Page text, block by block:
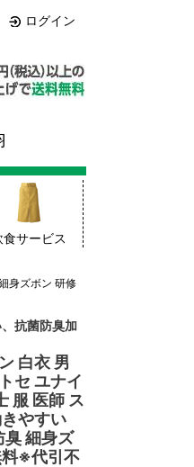
ログイン
食サービス
身ズボン 研修
抗菌防臭加
白衣 男
セ ユナイ
服 医師 ス
やすい
臭 細身ズ
料※代引不